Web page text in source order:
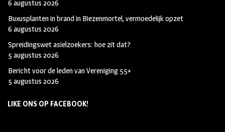
6 augustus 2026
Buxusplanten in brand in Biezenmortel, vermoedelijk opzet
6 augustus 2026
Spreidingswet asielzoekers: hoe zit dat?
5 augustus 2026
Bericht voor de leden van Vereniging 55+
5 augustus 2026
LIKE ONS OP FACEBOOK!